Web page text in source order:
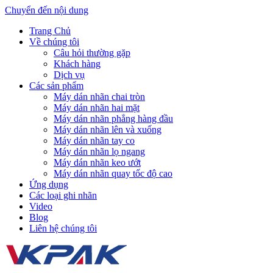
Chuyển đến nội dung
Trang Chủ
Về chúng tôi
Câu hỏi thường gặp
Khách hàng
Dịch vụ
Các sản phẩm
Máy dán nhãn chai tròn
Máy dán nhãn hai mặt
Máy dán nhãn phẳng hàng đầu
Máy dán nhãn lên và xuống
Máy dán nhãn tay co
Máy dán nhãn lọ ngang
Máy dán nhãn keo ướt
Máy dán nhãn quay tốc độ cao
Ứng dụng
Các loại ghi nhãn
Video
Blog
Liên hệ chúng tôi